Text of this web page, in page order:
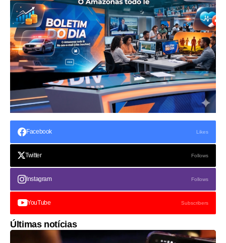
Facebook Likes
Twitter Follows
Instagram Follows
YouTube Subscribers
Últimas notícias